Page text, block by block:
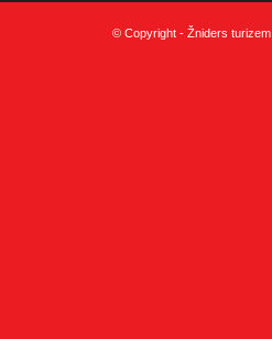
© Copyright - Žniders turizem